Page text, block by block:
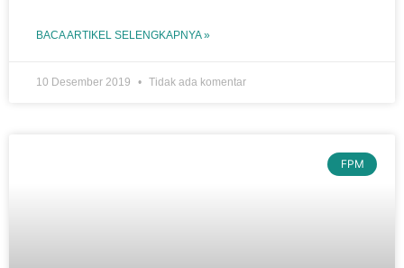
BACA ARTIKEL SELENGKAPNYA »
10 Desember 2019 Tidak ada komentar
FPM